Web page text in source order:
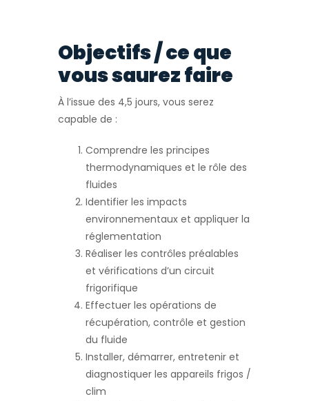
Objectifs / ce que
vous saurez faire
À l’issue des 4,5 jours, vous serez
capable de :
Comprendre les principes
thermodynamiques et le rôle des
fluides
Identifier les impacts
environnementaux et appliquer la
réglementation
Réaliser les contrôles préalables
et vérifications d’un circuit
frigorifique
Effectuer les opérations de
récupération, contrôle et gestion
du fluide
Installer, démarrer, entretenir et
diagnostiquer les appareils frigos /
clim